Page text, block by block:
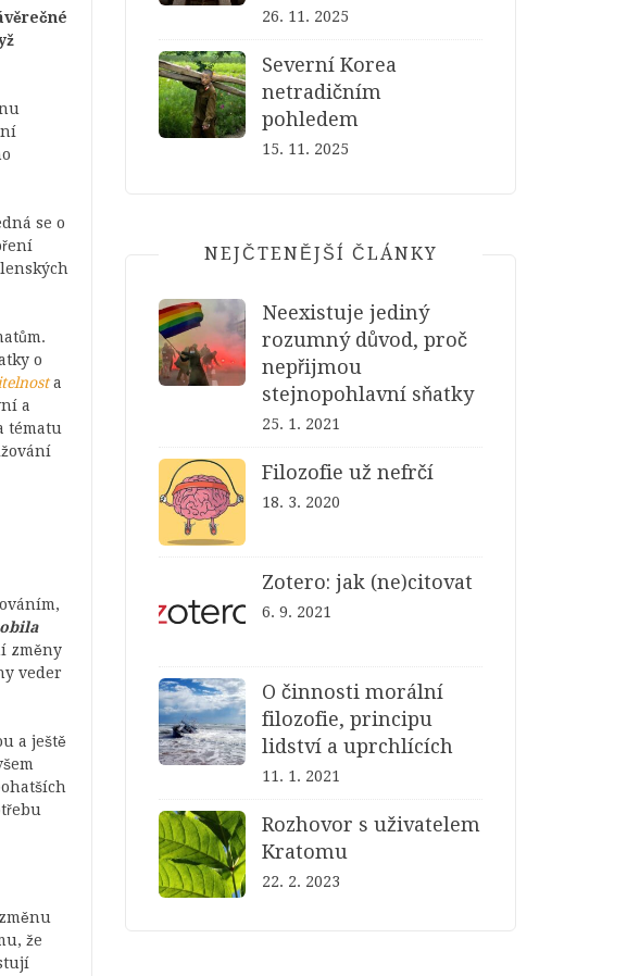
se o
o
a
a
tématu
změny
veder
a ještě
že
26. 11. 2025
Severní Korea
netradičním
pohledem
15. 11. 2025
NEJČTENĚJŠÍ ČLÁNKY
Neexistuje jediný
rozumný důvod, proč
nepřijmou
stejnopohlavní sňatky
25. 1. 2021
Filozofie už nefrčí
18. 3. 2020
Zotero: jak (ne)citovat
6. 9. 2021
O činnosti morální
filozofie, principu
lidství a uprchlících
11. 1. 2021
Rozhovor s uživatelem
Kratomu
22. 2. 2023